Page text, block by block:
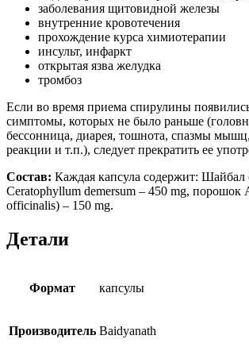
заболевания щитовидной железы
внутренние кровотечения
прохождение курса химиотерапии
инсульт, инфаркт
открытая язва желудка
тромбоз
Если во время приема спирулины
симптомы, которых не было раньше
бессонница, диарея, тошнота, спазмы
реакции и т.п.), следует прекратить ее
Состав: Каждая капсула содержит:
Ceratophyllum demersum – 450 mg,
officinalis) – 150 mg.
Детали
Формат капсулы
Производитель Baidyanath